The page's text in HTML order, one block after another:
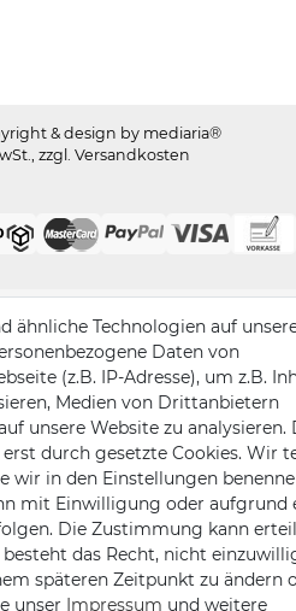
& design by mediaria®
zzgl. Versandkosten
ähnliche Technologien auf
Daten von
(z.B. IP-Adresse), um z.B.
Medien von Drittanbietern
unsere Website zu analysieren.
durch gesetzte Cookies. Wir
wir in den Einstellungen
mit Einwilligung oder aufgrund
Die Zustimmung kann
das Recht, nicht
späteren Zeitpunkt zu ändern
unser Impressum und weitere